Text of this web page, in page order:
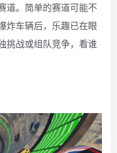
道。简单的赛道可能不
炸车辆后，乐趣已在眼
挑战或组队竞争，看谁